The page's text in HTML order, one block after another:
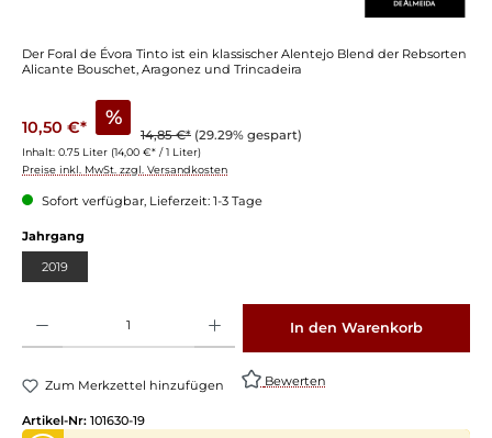
Der Foral de Évora Tinto ist ein klassischer Alentejo Blend der Rebsorten
Alicante Bouschet, Aragonez und Trincadeira
10,50 €* %
14,85 €* (29.29% gespart)
Inhalt: 0.75 Liter (14,00 €* / 1 Liter)
Preise inkl. MwSt. zzgl. Versandkosten
Sofort verfügbar, Lieferzeit: 1-3 Tage
Jahrgang
2019
In den Warenkorb
Zum Merkzettel hinzufügen Bewerten
Artikel-Nr: 101630-19